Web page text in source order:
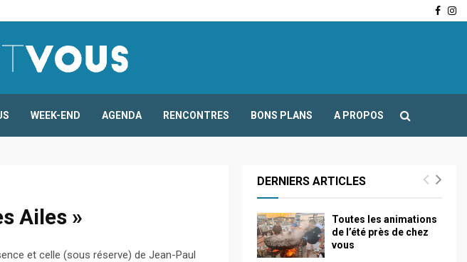
WEEK-END AGENDA RENCONTRES BONS PLANS A PROPOS
Ailes »
et celle (sous réserve) de Jean-Paul
DERNIERS ARTICLES
Toutes les animations
de l’été près de chez
vous